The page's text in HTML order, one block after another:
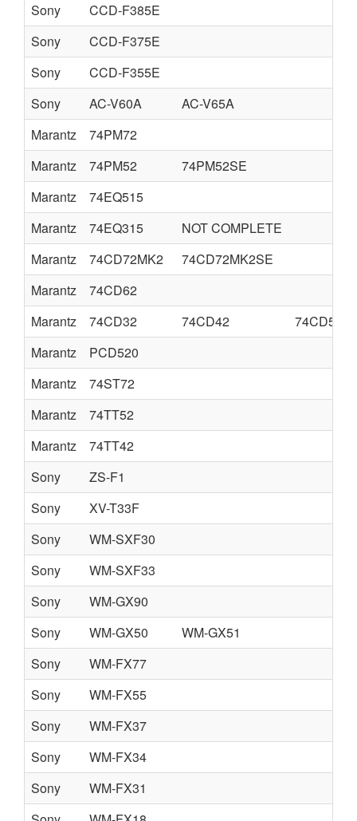
Sony
CCD-F385E
Sony
CCD-F375E
Sony
CCD-F355E
Sony
AC-V60A
AC-V65A
Marantz
74PM72
Marantz
74PM52
74PM52SE
Marantz
74EQ515
Marantz
74EQ315
NOT COMPLETE
Marantz
74CD72MK2
74CD72MK2SE
Marantz
74CD62
Marantz
74CD32 74CD42
74CD52
Marantz
PCD520
Marantz
74ST72
Marantz
74TT52
Marantz
74TT42
Sony
ZS-F1
Sony
XV-T33F
Sony
WM-SXF30
Sony
WM-SXF33
Sony
WM-GX90
Sony
WM-GX50
WM-GX51
Sony
WM-FX77
Sony
WM-FX55
Sony
WM-FX37
Sony
WM-FX34
Sony
WM-FX31